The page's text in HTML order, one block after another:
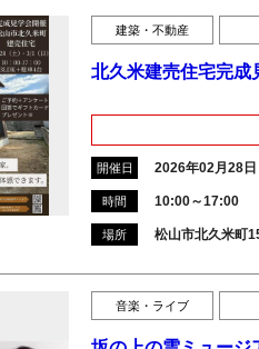
建築・不動産
北久米建売住宅完成
開催日 2026年02月28日
時間 10:00～17:00
場所 松山市北久米町
音楽・ライブ